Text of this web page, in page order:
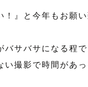
』と今年もお願い
サバサになる程
撮影で時間があ